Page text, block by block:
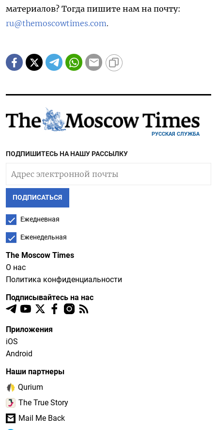
материалов? Тогда пишите нам на почту:
ru@themoscowtimes.com.
РУССКАЯ СЛУЖБА
ПОДПИШИТЕСЬ НА НАШУ РАССЫЛКУ
ПОДПИСАТЬСЯ
Ежедневная
Еженедельная
The Moscow Times
О нас
Политика конфиденциальности
Подписывайтесь на нас
Приложения
iOS
Android
Наши партнеры
Qurium
The True Story
Mail Me Back